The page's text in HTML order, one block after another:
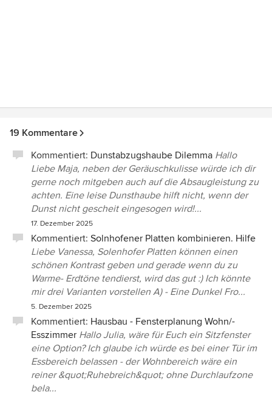
19 Kommentare
Kommentiert: Dunstabzugshaube Dilemma Hallo
Liebe Maja, neben der Geräuschkulisse würde ich dir
gerne noch mitgeben auch auf die Absaugleistung zu
achten. Eine leise Dunsthaube hilft nicht, wenn der
Dunst nicht gescheit eingesogen wird!...
17. Dezember 2025
Kommentiert: Solnhofener Platten kombinieren. Hilfe
Liebe Vanessa, Solenhofer Platten können einen
schönen Kontrast geben und gerade wenn du zu
Warme- Erdtöne tendierst, wird das gut :) Ich könnte
mir drei Varianten vorstellen A) - Eine Dunkel Fro...
5. Dezember 2025
Kommentiert: Hausbau - Fensterplanung Wohn/-
Esszimmer Hallo Julia, wäre für Euch ein Sitzfenster
eine Option? Ich glaube ich würde es bei einer Tür im
Essbereich belassen - der Wohnbereich wäre ein
reiner &quot;Ruhebreich&quot; ohne Durchlaufzone
bela...